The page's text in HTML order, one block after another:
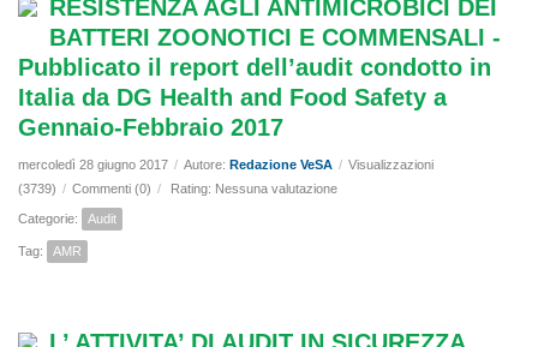
RESISTENZA AGLI ANTIMICROBICI DEI
BATTERI ZOONOTICI E COMMENSALI -
Pubblicato il report dell’audit condotto in
Italia da DG Health and Food Safety a
Gennaio-Febbraio 2017
mercoledì 28 giugno 2017 / Autore: Redazione VeSA / Visualizzazioni
(3739) / Commenti (0) / Rating: Nessuna valutazione
Categorie: Audit
Tag: AMR